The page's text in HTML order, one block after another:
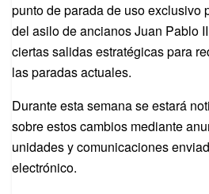
punto de parada de uso exclusivo
del asilo de ancianos Juan Pablo
ciertas salidas estratégicas para
las paradas actuales.
Durante esta semana se estará
sobre estos cambios mediante
unidades y comunicaciones
electrónico.